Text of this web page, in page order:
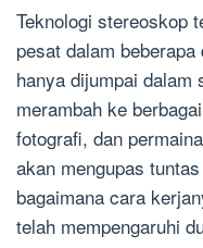
Teknologi stereoskop
pesat dalam
hanya dijumpai
merambah ke
fotografi, dan
akan mengupas
bagaimana cara
telah mempengaruhi